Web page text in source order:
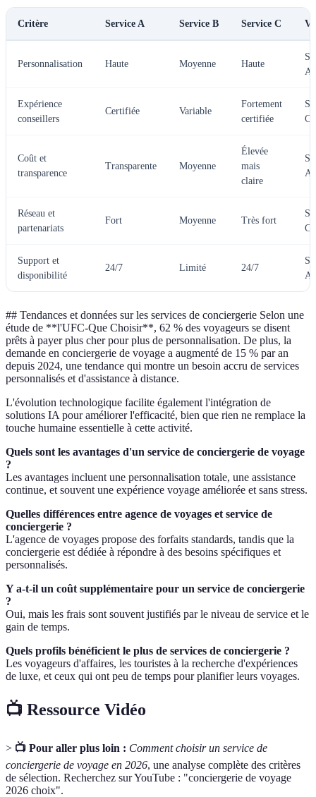
Critère Service A Service B Service C
Personnalisation Haute Moyenne Haute
A
Expérience
conseillers
Certifiée Variable
Fortement
certifiée
C
Coût et
transparence
Transparente Moyenne
Élevée
mais
claire
A
Réseau et
partenariats
Fort Moyenne Très fort
C
Support et
disponibilité
24/7 Limité 24/7
A
## Tendances et données sur les services de conciergerie Selon une
étude de **l'UFC-Que Choisir**, 62 % des voyageurs se disent
prêts à payer plus cher pour plus de personnalisation. De plus, la
demande en conciergerie de voyage a augmenté de 15 % par an
depuis 2024, une tendance qui montre un besoin accru de services
personnalisés et d'assistance à distance.
L'évolution technologique facilite également l'intégration de
solutions IA pour améliorer l'efficacité, bien que rien ne remplace la
touche humaine essentielle à cette activité.
Quels sont les avantages d'un service de conciergerie de voyage
?
Les avantages incluent une personnalisation totale, une assistance
continue, et souvent une expérience voyage améliorée et sans stress.
Quelles différences entre agence de voyages et service de
conciergerie ?
L'agence de voyages propose des forfaits standards, tandis que la
conciergerie est dédiée à répondre à des besoins spécifiques et
personnalisés.
Y a-t-il un coût supplémentaire pour un service de conciergerie
?
Oui, mais les frais sont souvent justifiés par le niveau de service et le
gain de temps.
Quels profils bénéficient le plus de services de conciergerie ?
Les voyageurs d'affaires, les touristes à la recherche d'expériences
de luxe, et ceux qui ont peu de temps pour planifier leurs voyages.
📺 Ressource Vidéo
> 📺 Pour aller plus loin : Comment choisir un service de
conciergerie de voyage en 2026, une analyse complète des critères
de sélection. Recherchez sur YouTube : "conciergerie de voyage
2026 choix".